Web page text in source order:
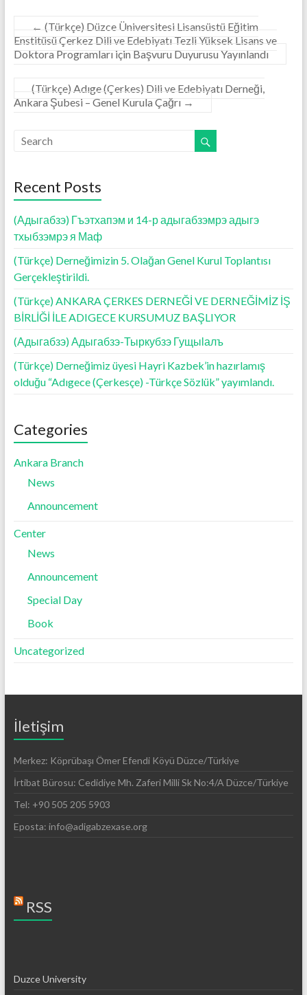
k
p
← (Türkçe) Düzce Üniversitesi Lisansüstü Eğitim
Enstitüsü Çerkez Dili ve Edebiyatı Tezli Yüksek Lisans ve
Doktora Programları için Başvuru Duyurusu Yayınlandı
(Türkçe) Adıge (Çerkes) Dili ve Edebiyatı Derneği,
Ankara Şubesi – Genel Kurula Çağrı →
Recent Posts
(Адыгабзэ) Гъэтхапэм и 14-р адыгабзэмрэ адыгэ
тхыбзэмрэ я Маф
(Türkçe) Derneğimizin 5. Olağan Genel Kurul Toplantısı
Gerçekleştirildi.
(Türkçe) ANKARA ÇERKES DERNEĞİ VE DERNEĞİMİZ İŞ
BİRLİĞİ İLE ADIGECE KURSUMUZ BAŞLIYOR
(Адыгабзэ) Адыгабзэ-Тыркубзэ Гущыӏалъ
(Türkçe) Derneğimiz üyesi Hayri Kazbek’in hazırlamış
olduğu “Adıgece (Çerkesçe) -Türkçe Sözlük” yayımlandı.
Categories
Ankara Branch
News
Announcement
Center
News
Announcement
Special Day
Book
Uncategorized
İletişim
Merkez: Köprübaşı Ömer Efendi Köyü Düzce/Türkiye
İrtibat Bürosu: Cedidiye Mh. Zaferi Milli Sk No:4/A Düzce/Türkiye
Tel: +90 505 205 5903
Eposta: info@adigabzexase.org
RSS
Duzce University